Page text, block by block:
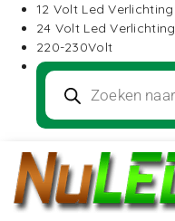
12 Volt Led Verlichting
24 Volt Led Verlichting
220-230Volt